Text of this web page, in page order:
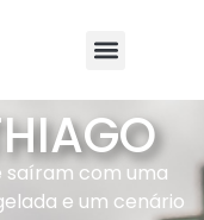
saíram com uma
e um cenário